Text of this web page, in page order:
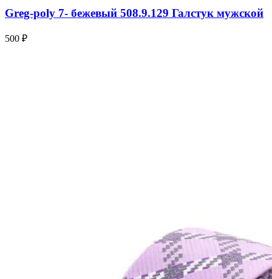
Greg-poly 7- бежевый 508.9.129 Галстук мужской
500 ₽